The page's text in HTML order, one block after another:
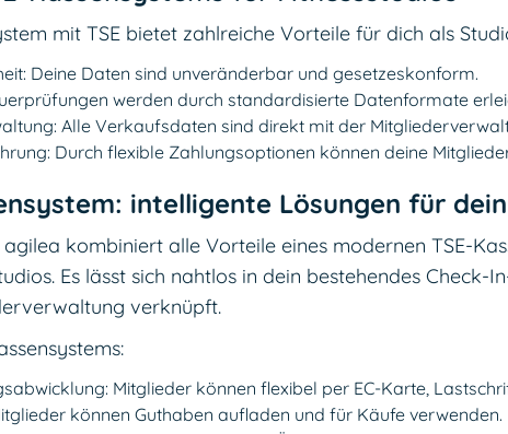
mit TSE bietet zahlreiche Vorteile für dich als
Deine Daten sind unveränderbar und gesetzeskonform.
werden durch standardisierte Datenformate
Alle Verkaufsdaten sind direkt mit der
Durch flexible Zahlungsoptionen können deine
intelligente Lösungen für
kombiniert alle Vorteile eines modernen TSE-
Es lässt sich nahtlos in dein bestehendes
verknüpft.
Mitglieder können flexibel per EC-Karte,
können Guthaben aufladen und für Käufe verwenden.